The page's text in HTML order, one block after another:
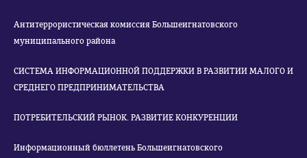
Антитеррористическая комиссия Большеигнатовского
муниципального района
СИСТЕМА ИНФОРМАЦИОННОЙ ПОДДЕРЖКИ В РАЗВИТИИ МАЛОГО И
СРЕДНЕГО ПРЕДПРИНИМАТЕЛЬСТВА
ПОТРЕБИТЕЛЬСКИЙ РЫНОК. РАЗВИТИЕ КОНКУРЕНЦИИ
Информационный бюллетень Большеигнатовского